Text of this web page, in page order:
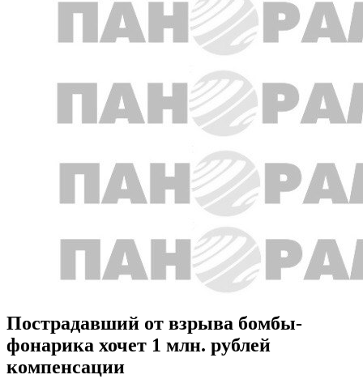
Пострадавший от взрыва бомбы-
фонарика хочет 1 млн. рублей
компенсации